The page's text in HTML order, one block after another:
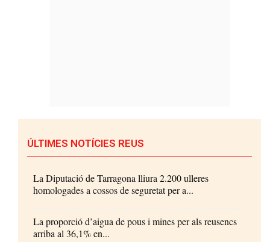
ÚLTIMES NOTÍCIES REUS
La Diputació de Tarragona lliura 2.200 ulleres
homologades a cossos de seguretat per a...
La proporció d’aigua de pous i mines per als reusencs
arriba al 36,1% en...